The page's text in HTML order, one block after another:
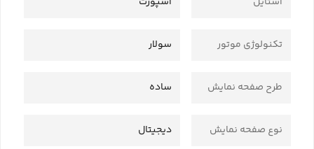
تکنولوژی موتور سولار
طرح صفحه نمایش ساده
نوع صفحه نمایش دیجیتال